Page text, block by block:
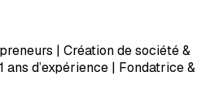
| Création de société &
ans d’expérience | Fondatrice &